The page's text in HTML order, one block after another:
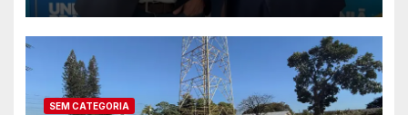
SEM CATEGORIA